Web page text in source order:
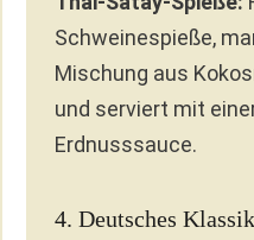
Schweinespieße,
Mischung aus
und serviert mit
Erdnusssauce.
4. Deutsches